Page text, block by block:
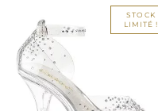
STOCK
LIMITÉ !